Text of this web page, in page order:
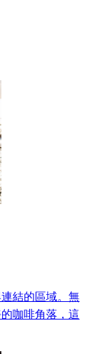
結的區域。無
咖啡角落，這